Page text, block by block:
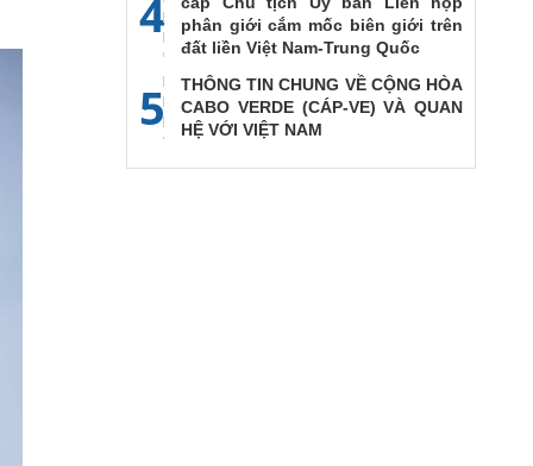
4
phân giới cắm mốc biên giới trên
đất liền Việt Nam-Trung Quốc
5
THÔNG TIN CHUNG VỀ CỘNG HÒA
CABO VERDE (CÁP-VE) VÀ QUAN
HỆ VỚI VIỆT NAM